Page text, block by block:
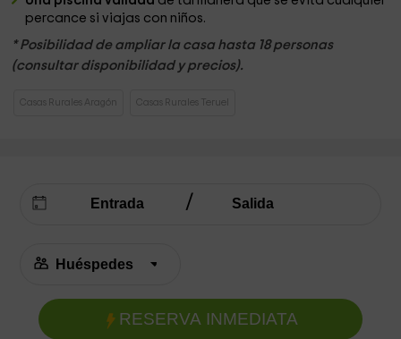
percance si viajas con niños.
* Posibilidad de ampliar la casa hasta 18 personas
(consultar disponibilidad y precios).
Casas Rurales Aragón Casas Rurales Teruel
RESERVA INMEDIATA